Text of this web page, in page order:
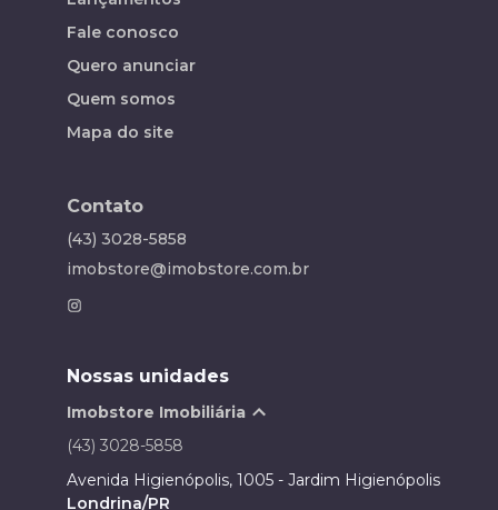
Fale conosco
Quero anunciar
Quem somos
Mapa do site
Contato
(43) 3028-5858
imobstore@imobstore.com.br
Nossas unidades
Imobstore Imobiliária
(43) 3028-5858
Avenida Higienópolis, 1005 - Jardim Higienópolis
Londrina/PR